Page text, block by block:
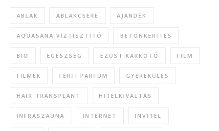
ABLAK ABLAKCSERE AJÁNDÉK
AQUASANA VÍZTISZTÍTÓ BETONKERÍTÉS
BIO EGÉSZSÉG EZÜST KARKÖTŐ FILM
FILMEK FÉRFI PARFÜM GYEREKÜLÉS
HAIR TRANSPLANT HITELKIVÁLTÁS
INFRASZAUNA INTERNET INVITEL